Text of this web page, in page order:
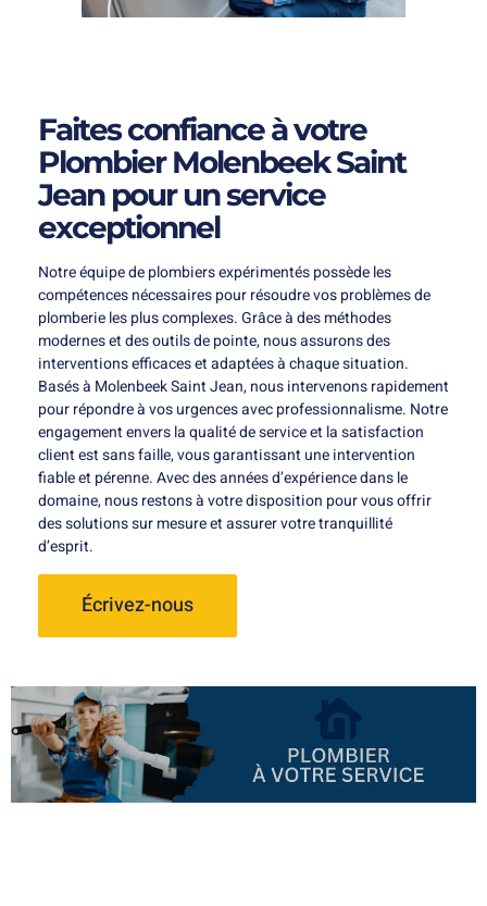
Faites confiance à votre
Plombier Molenbeek Saint
Jean pour un service
exceptionnel
Notre équipe de plombiers expérimentés possède les
compétences nécessaires pour résoudre vos problèmes de
plomberie les plus complexes. Grâce à des méthodes
modernes et des outils de pointe, nous assurons des
interventions efficaces et adaptées à chaque situation.
Basés à Molenbeek Saint Jean, nous intervenons rapidement
pour répondre à vos urgences avec professionnalisme. Notre
engagement envers la qualité de service et la satisfaction
client est sans faille, vous garantissant une intervention
fiable et pérenne. Avec des années d’expérience dans le
domaine, nous restons à votre disposition pour vous offrir
des solutions sur mesure et assurer votre tranquillité
d’esprit.
Écrivez-nous